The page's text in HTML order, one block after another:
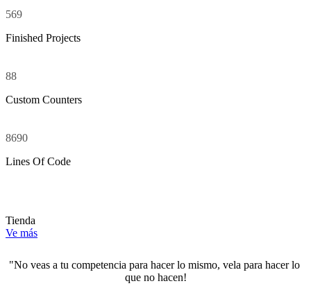
569
Finished Projects
88
Custom Counters
8690
Lines Of Code
Tienda
Ve más
"No veas a tu competencia para hacer lo mismo, vela para hacer lo
que no hacen!